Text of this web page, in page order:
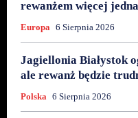
rewanżem więcej
Europa 6 Sierpnia 2026
Jagiellonia Białystok
ale rewanż będzie
Polska 6 Sierpnia 2026